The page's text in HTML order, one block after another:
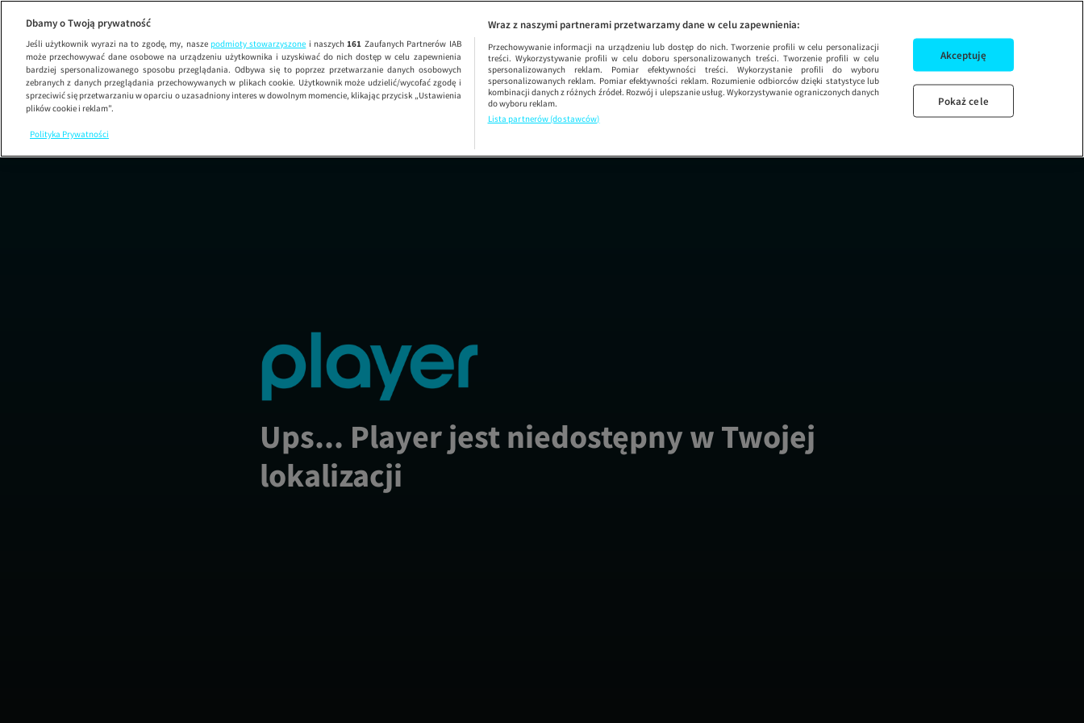
Dzień Dobry TVN
SEZON 67 DZIEŃ DOBRY TVN
Ups... Player jest niedostępny w Twojej
lokalizacji
Dbamy o Twoją prywatność
Jeśli użytkownik wyrazi na to zgodę, my, nasze podmioty stowarzyszone i naszych161 Zaufanych Partnerów IAB
może przechowywać dane osobowe na urządzeniu użytkownika i uzyskiwać do nich dostęp w celu zapewnienia
bardziej spersonalizowanego sposobu przeglądania. Odbywa się to poprzez przetwarzanie danych osobowych
zebranych z danych przeglądania przechowywanych w plikach cookie. Użytkownik może udzielić/wycofać zgodę i
sprzeciwić się przetwarzaniu w oparciu o uzasadniony interes w dowolnym momencie, klikając przycisk „Ustawienia
plików cookie i reklam”.
Polityka Prywatności
Wraz z naszymi partnerami przetwarzamy dane w celu zapewnienia:
Przechowywanie informacji na urządzeniu lub dostęp do nich. Tworzenie profili w celu personalizacji
treści. Wykorzystywanie profili w celu doboru spersonalizowanych treści. Tworzenie profili w celu
spersonalizowanych reklam. Pomiar efektywności treści. Wykorzystanie profili do wyboru
spersonalizowanych reklam. Pomiar efektywności reklam. Rozumienie odbiorców dzięki statystyce lub
kombinacji danych z różnych źródeł. Rozwój i ulepszanie usług. Wykorzystywanie ograniczonych danych
do wyboru reklam.
Lista partnerów (dostawców)
Akceptuję
Pokaż cele